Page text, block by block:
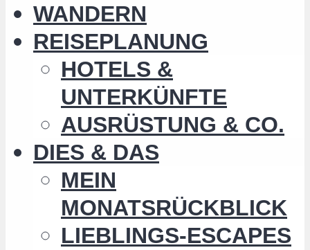
WANDERN
REISEPLANUNG
HOTELS &
UNTERKÜNFTE
AUSRÜSTUNG & CO.
DIES & DAS
MEIN
MONATSRÜCKBLICK
LIEBLINGS-ESCAPES